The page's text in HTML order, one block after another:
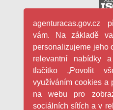
agenturacas.gov.cz
vám. Na základě
personalizujeme jeho
relevantní nabídky
tlačítko „Povolit
využíváním cookies a
na webu pro
sociálních sítích a v